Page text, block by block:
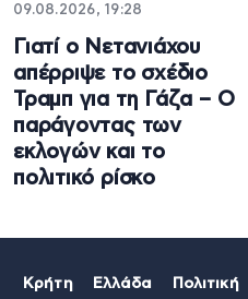
09.08.2026, 19:28
Γιατί ο Νετανιάχου
απέρριψε το σχέδιο
Τραμπ για τη Γάζα – Ο
παράγοντας των
εκλογών και το
πολιτικό ρίσκο
Κρήτη Ελλάδα Πολιτική